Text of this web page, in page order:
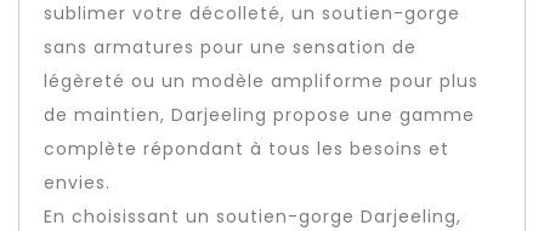
sublimer votre décolleté, un soutien-gorge
sans armatures pour une sensation de
légèreté ou un modèle ampliforme pour plus
de maintien, Darjeeling propose une gamme
complète répondant à tous les besoins et
envies.
En choisissant un soutien-gorge Darjeeling,